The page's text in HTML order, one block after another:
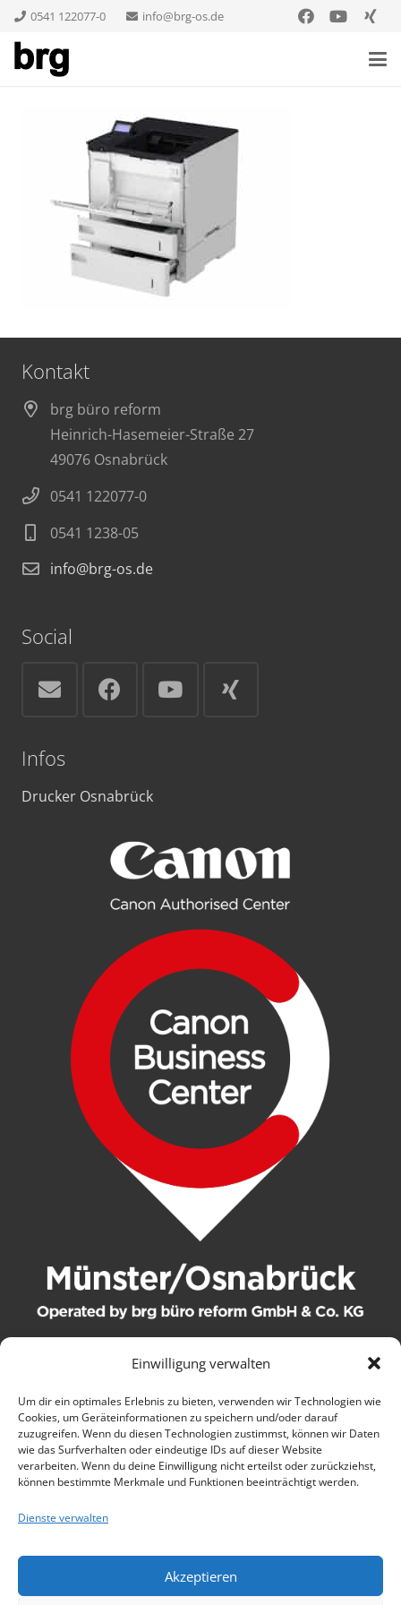
Einwilligung verwalten
Um dir ein optimales Erlebnis zu bieten, verwenden wir Technologien wie
Cookies, um Geräteinformationen zu speichern und/oder darauf
zuzugreifen. Wenn du diesen Technologien zustimmst, können wir Daten
wie das Surfverhalten oder eindeutige IDs auf dieser Website
verarbeiten. Wenn du deine Einwilligung nicht erteilst oder zurückziehst,
können bestimmte Merkmale und Funktionen beeinträchtigt werden.
Dienste verwalten
Akzeptieren
0541 122077-0 info@brg-os.de
Kontakt
brg büro reform
Heinrich-Hasemeier-Straße 27
49076 Osnabrück
0541 122077-0
0541 1238-05
info@brg-os.de
Social
Infos
Drucker Osnabrück
© 2021 brg büro reform GmbH & Co. KG. Alle Rechte
vorbehalten.
Kontakt
Wartungsbedingungen